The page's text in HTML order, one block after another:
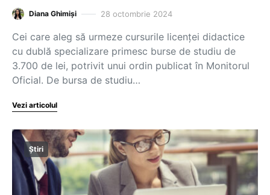
Diana Ghimiși 28 octombrie 2024
Cei care aleg să urmeze cursurile licenței didactice
cu dublă specializare primesc burse de studiu de
3.700 de lei, potrivit unui ordin publicat în Monitorul
Oficial. De bursa de studiu…
Vezi articolul
Știri